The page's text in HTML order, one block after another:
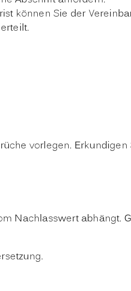
können Sie der
vorlegen.
Nachlasswert abhängt.